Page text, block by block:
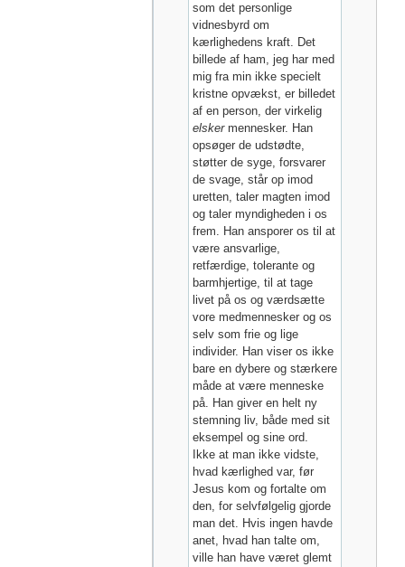
som det personlige
vidnesbyrd om
kærlighedens kraft. Det
billede af ham, jeg har med
mig fra min ikke specielt
kristne opvækst, er billedet
af en person, der virkelig
elskermennesker. Han
opsøger de udstødte,
støtter de syge, forsvarer
de svage, står op imod
uretten, taler magten imod
og taler myndigheden i os
frem. Han ansporer os til at
være ansvarlige,
retfærdige, tolerante og
barmhjertige, til at tage
livet på os og værdsætte
vore medmennesker og os
selv som frie og lige
individer. Han viser os ikke
bare en dybere og stærkere
måde at være menneske
på. Han giver en helt ny
stemning liv, både med sit
eksempel og sine ord.
Ikke at man ikke vidste,
hvad kærlighed var, før
Jesus kom og fortalte om
den, for selvfølgelig gjorde
man det. Hvis ingen havde
anet, hvad han talte om,
ville han have været glemt